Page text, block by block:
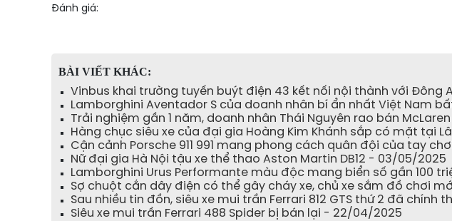
Đánh giá:
BÀI VIẾT KHÁC:
Vinbus khai trường tuyến buýt điện 43 kết nối nội thành với Đông
Lamborghini Aventador S của doanh nhân bí ẩn nhất Việt Nam
Trải nghiệm gần 1 năm, doanh nhân Thái Nguyên rao bán
Hàng chục siêu xe của đại gia Hoàng Kim Khánh sắp có mặt tại
Cận cảnh Porsche 911 991 mang phong cách quân đội của tay
Nữ đại gia Hà Nội tậu xe thể thao Aston Martin DB12 - 03/05/2025
Lamborghini Urus Performante màu độc mang biển số gần 100
Sợ chuột cắn dây điện có thể gây cháy xe, chủ xe sắm đồ chơi
Sau nhiều tin đồn, siêu xe mui trần Ferrari 812 GTS thứ 2 đã
Siêu xe mui trần Ferrari 488 Spider bị bán lại - 22/04/2025